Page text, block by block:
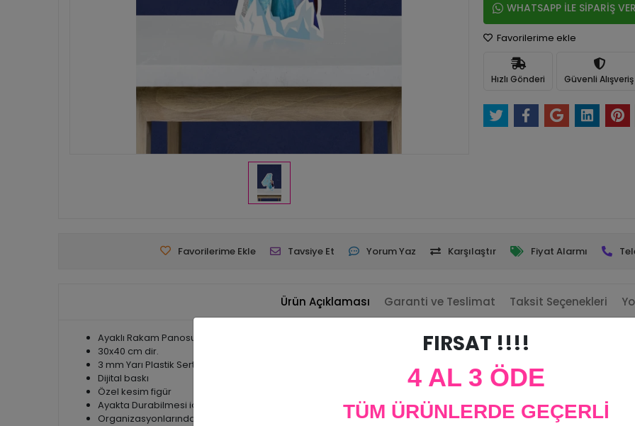
WHATSAPP İLE SİPARİŞ VER
Favorilerime ekle
Hızlı Gönderi Güvenli Alışveriş
Favorilerime Ekle Tavsiye Et Yorum Yaz Karşılaştır Fiyat Alarmı
Ürün Açıklaması Garanti ve Teslimat Taksit Seçenekleri
Ayaklı Rakam Panosu - 4 Yaş
30x40 cm dir.
3 mm Yarı Plastik Sert Malzemeden üretilmektedir.
Dijital baskı
Özel kesim figür
Ayakta Durabilmesi için arkasında ayak mekanizması bulunmaktadır.
Organizasyonlarından sonra Bebek Odalarınızı Süslemek İçin Kullanabilirsiniz.(Arkasına Bant ile Duvara Monte
FIRSAT !!!!
4 AL 3 ÖDE
TÜM ÜRÜNLERDE GEÇERLİ